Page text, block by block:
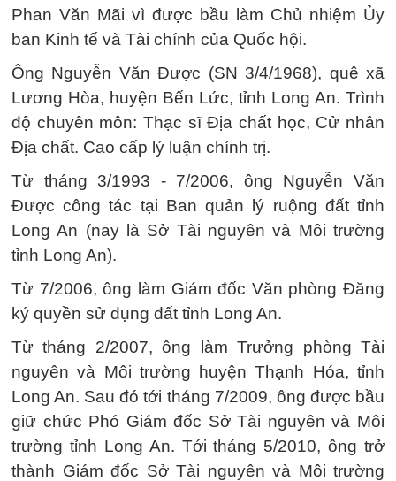
Phan Văn Mãi vì được bầu làm Chủ nhiệm Ủy
ban Kinh tế và Tài chính của Quốc hội.
Ông Nguyễn Văn Được (SN 3/4/1968), quê xã
Lương Hòa, huyện Bến Lức, tỉnh Long An. Trình
độ chuyên môn: Thạc sĩ Địa chất học, Cử nhân
Địa chất. Cao cấp lý luận chính trị.
Từ tháng 3/1993 - 7/2006, ông Nguyễn Văn
Được công tác tại Ban quản lý ruộng đất tỉnh
Long An (nay là Sở Tài nguyên và Môi trường
tỉnh Long An).
Từ 7/2006, ông làm Giám đốc Văn phòng Đăng
ký quyền sử dụng đất tỉnh Long An.
Từ tháng 2/2007, ông làm Trưởng phòng Tài
nguyên và Môi trường huyện Thạnh Hóa, tỉnh
Long An. Sau đó tới tháng 7/2009, ông được bầu
giữ chức Phó Giám đốc Sở Tài nguyên và Môi
trường tỉnh Long An. Tới tháng 5/2010, ông trở
thành Giám đốc Sở Tài nguyên và Môi trường